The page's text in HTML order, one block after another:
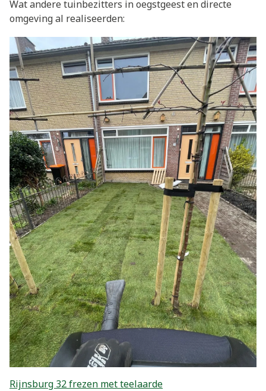
Wat andere tuinbezitters in oegstgeest en directe
omgeving al realiseerden:
Rijnsburg 32 frezen met teelaarde